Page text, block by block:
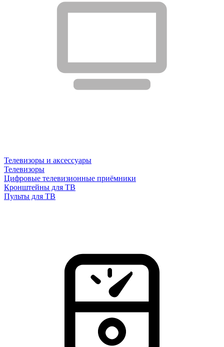
Телевизоры и аксессуары
Телевизоры
Цифровые телевизионные приёмники
Кронштейны для ТВ
Пульты для ТВ